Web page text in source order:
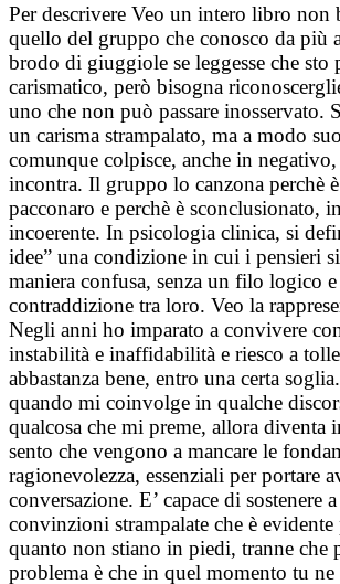
Per descrivere Veo un intero libro non
quello del gruppo che conosco da più
brodo di giuggiole se leggesse che sto
carismatico, però bisogna
uno che non può passare inosservato.
un carisma strampalato, ma a modo
comunque colpisce, anche in
incontra. Il gruppo lo canzona perchè
pacconaro e perchè è sconclusionato,
incoerente. In psicologia clinica, si
idee” una condizione in cui i pensieri
maniera confusa, senza un filo logico
contraddizione tra loro. Veo la
Negli anni ho imparato a convivere
instabilità e inaffidabilità e riesco a
abbastanza bene, entro una certa
quando mi coinvolge in qualche
qualcosa che mi preme, allora diventa
sento che vengono a mancare le
ragionevolezza, essenziali per portare
conversazione. E’ capace di sostenere
convinzioni strampalate che è
quanto non stiano in piedi, tranne che
problema è che in quel momento tu ne